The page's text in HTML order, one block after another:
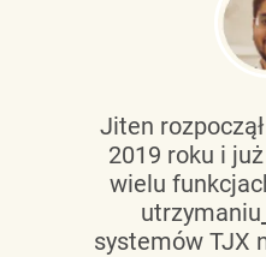
Jiten
2019 roku i
wielu
utrzymaniu
systemów TJX